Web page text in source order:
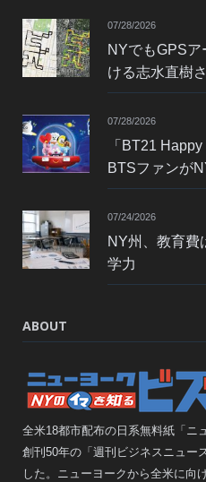
07/28/2026
NYでもGPS
ける志水直樹
07/28/2026
「BT21
BTSファンが
07/24/2026
NY州、教育費
学力
ABOUT
全米18都市配布の日系無料紙「ニ
創刊50年の「週刊ビジネスニュー
した。ニューヨークから全米に向